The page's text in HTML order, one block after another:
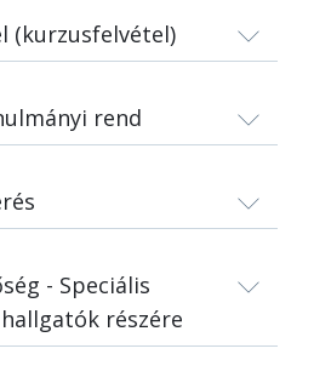
(kurzusfelvétel)
rend
- Speciális
részére